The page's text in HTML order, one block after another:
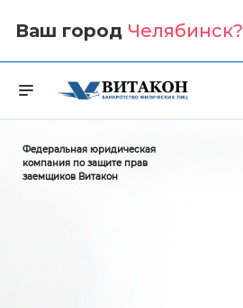
Ваш город Челябинск?
Федеральная юридическая
компания по защите прав
заемщиков Витакон